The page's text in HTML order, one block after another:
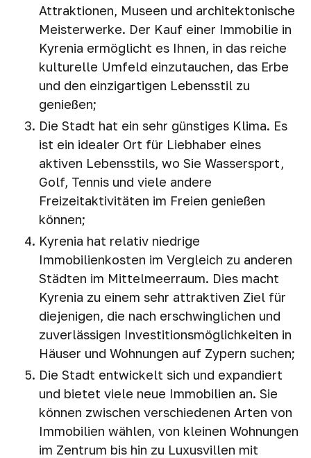
Attraktionen, Museen und architektonische
Meisterwerke. Der Kauf einer Immobilie in
Kyrenia ermöglicht es Ihnen, in das reiche
kulturelle Umfeld einzutauchen, das Erbe
und den einzigartigen Lebensstil zu
genießen;
Die Stadt hat ein sehr günstiges Klima. Es
ist ein idealer Ort für Liebhaber eines
aktiven Lebensstils, wo Sie Wassersport,
Golf, Tennis und viele andere
Freizeitaktivitäten im Freien genießen
können;
Kyrenia hat relativ niedrige
Immobilienkosten im Vergleich zu anderen
Städten im Mittelmeerraum. Dies macht
Kyrenia zu einem sehr attraktiven Ziel für
diejenigen, die nach erschwinglichen und
zuverlässigen Investitionsmöglichkeiten in
Häuser und Wohnungen auf Zypern suchen;
Die Stadt entwickelt sich und expandiert
und bietet viele neue Immobilien an. Sie
können zwischen verschiedenen Arten von
Immobilien wählen, von kleinen Wohnungen
im Zentrum bis hin zu Luxusvillen mit